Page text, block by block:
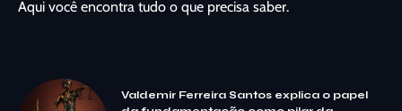
Aqui você encontra tudo o que precisa saber.
Valdemir Ferreira Santos explica o papel